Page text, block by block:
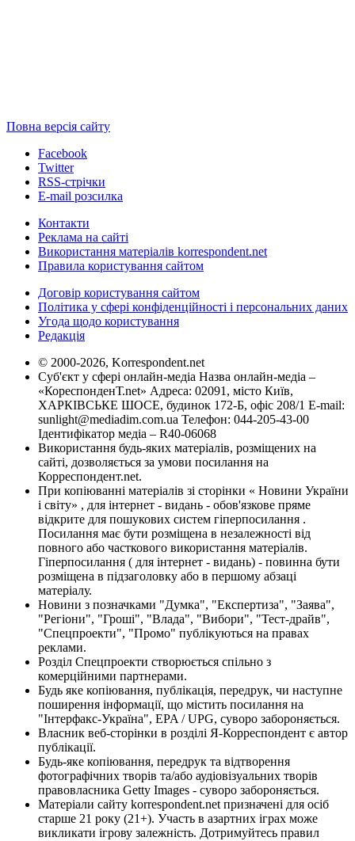
Повна версія сайту
Facebook
Twitter
RSS-стрічки
E-mail розсилка
Контакти
Реклама на сайті
Використання матеріалів korrespondent.net
Правила користування сайтом
Договір користування сайтом
Політика у сфері конфіденційності і персональних даних
Угода щодо користування
Редакція
© 2000-2026, Korrespondent.net
Суб'єкт у сфері онлайн-медіа Назва онлайн-медіа –
«КореспонденТ.net» Адреса: 02091, місто Київ,
ХАРКІВСЬКЕ ШОСЕ, будинок 172-Б, офіс 208/1 E-mail:
sunlight@mediadim.com.ua Телефон: 044-205-43-00
Ідентифікатор медіа – R40-06068
Використання будь-яких матеріалів, розміщених на
сайті, дозволяється за умови посилання на
Корреспондент.net.
При копіюванні матеріалів зі сторінки « Новини України
і світу» , для інтернет - видань - обов'язкове пряме
відкрите для пошукових систем гіперпосилання .
Посилання має бути розміщена в незалежності від
повного або часткового використання матеріалів.
Гіперпосилання ( для інтернет - видань) - повинна бути
розміщена в підзаголовку або в першому абзаці
матеріалу.
Новини з позначками "Думка", "Експертиза", "Заява",
"Регіони", "Гроші", "Влада", "Вибори", "Тест-драйв",
"Спецпроекти", "Промо" публікуються на правах
реклами.
Розділ Спецпроекти створюється спільно з
комерційними партнерами.
Будь яке копіювання, публікація, передрук, чи наступне
поширення інформації, що містить посилання на
"Інтерфакс-Україна", EPA / UPG, суворо забороняється.
Власник веб-сторінки в розділі Я-Корреспондент є автор
публікації.
Будь-яке копіювання, передрук та відтворення
фотографічних творів та/або аудіовізуальних творів
правовласника Getty Images - суворо забороняється.
Матеріали сайту korrespondent.net призначені для осіб
старше 21 року (21+). Участь в азартних іграх може
викликати ігрову залежність. Дотримуйтесь правил